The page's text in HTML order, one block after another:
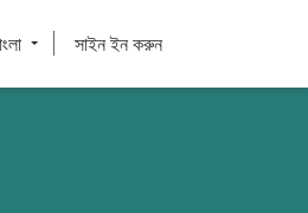
সাইন ইন করুন